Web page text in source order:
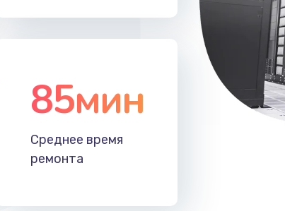
85мин
Среднее время
ремонта